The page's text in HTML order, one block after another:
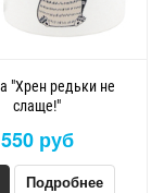
"Хрен редьки не
слаще!"
550 руб
Подробнее